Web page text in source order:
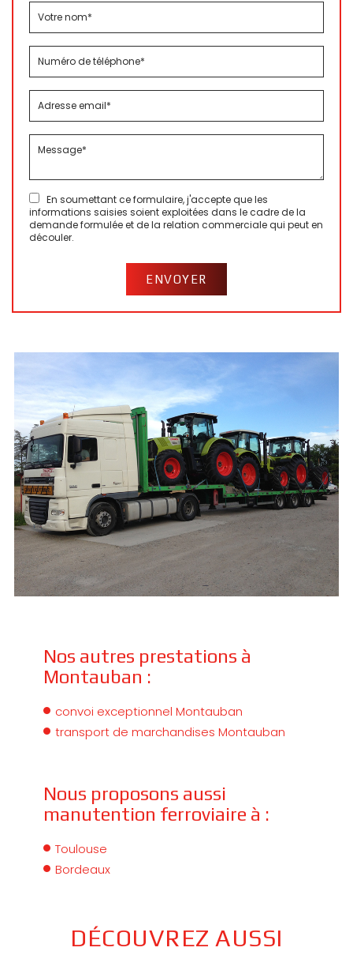
En soumettant ce formulaire, j'accepte que les
informations saisies soient exploitées dans le cadre de la
demande formulée et de la relation commerciale qui peut en
découler.
Nos autres prestations à
Montauban :
convoi exceptionnel Montauban
transport de marchandises Montauban
Nous proposons aussi
manutention ferroviaire à :
Toulouse
Bordeaux
DÉCOUVREZ AUSSI